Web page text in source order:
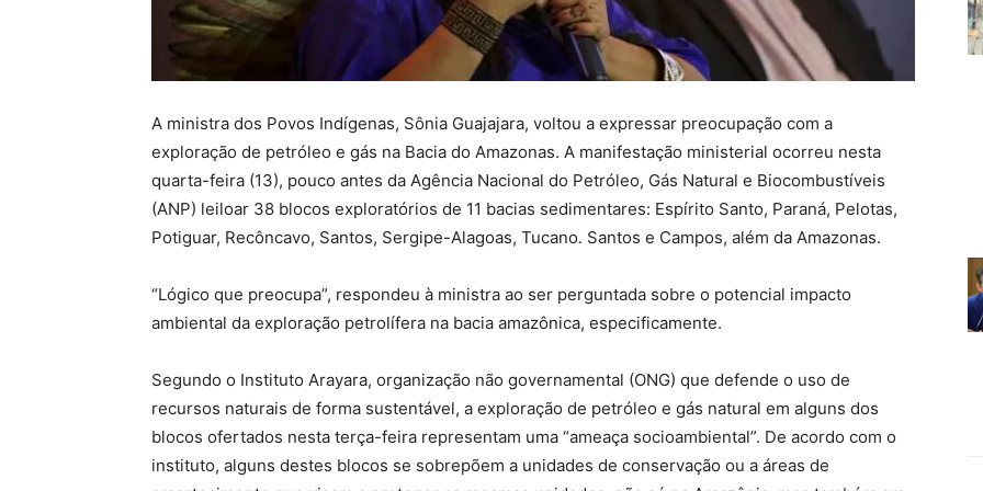
A ministra dos Povos Indígenas, Sônia Guajajara, voltou a expressar preocupação com a
exploração de petróleo e gás na Bacia do Amazonas. A manifestação ministerial ocorreu nesta
quarta-feira (13), pouco antes da Agência Nacional do Petróleo, Gás Natural e Biocombustíveis
(ANP) leiloar 38 blocos exploratórios de 11 bacias sedimentares: Espírito Santo, Paraná, Pelotas,
Potiguar, Recôncavo, Santos, Sergipe-Alagoas, Tucano. Santos e Campos, além da Amazonas.
“Lógico que preocupa”, respondeu à ministra ao ser perguntada sobre o potencial impacto
ambiental da exploração petrolífera na bacia amazônica, especificamente.
Segundo o Instituto Arayara, organização não governamental (ONG) que defende o uso de
recursos naturais de forma sustentável, a exploração de petróleo e gás natural em alguns dos
blocos ofertados nesta terça-feira representam uma “ameaça socioambiental”. De acordo com o
instituto, alguns destes blocos se sobrepõem a unidades de conservação ou a áreas de